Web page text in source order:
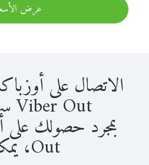
عرض
الاتصال على
Viber Out سهل للغاية.
Out، يمكنك: